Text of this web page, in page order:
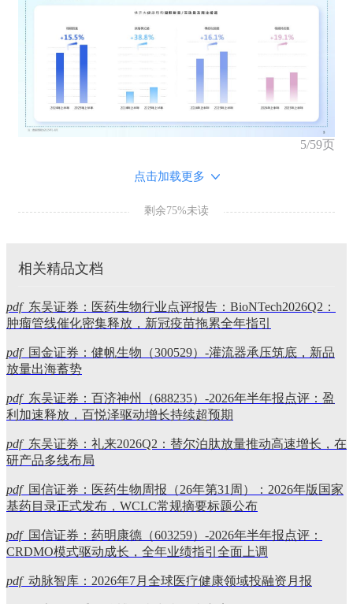
5/59页
点击加载更多
剩余75%未读
相关精品文档
pdf东吴证券：医药生物行业点评报告：BioNTech2026Q2：
肿瘤管线催化密集释放，新冠疫苗拖累全年指引
pdf国金证券：健帆生物（300529）-灌流器承压筑底，新品
放量出海蓄势
pdf东吴证券：百济神州（688235）-2026年半年报点评：盈
利加速释放，百悦泽驱动增长持续超预期
pdf东吴证券：礼来2026Q2：替尔泊肽放量推动高速增长，在
研产品多线布局
pdf国信证券：医药生物周报（26年第31周）：2026年版国家
基药目录正式发布，WCLC常规摘要标题公布
pdf国信证券：药明康德（603259）-2026年半年报点评：
CRDMO模式驱动成长，全年业绩指引全面上调
pdf动脉智库：2026年7月全球医疗健康领域投融资月报